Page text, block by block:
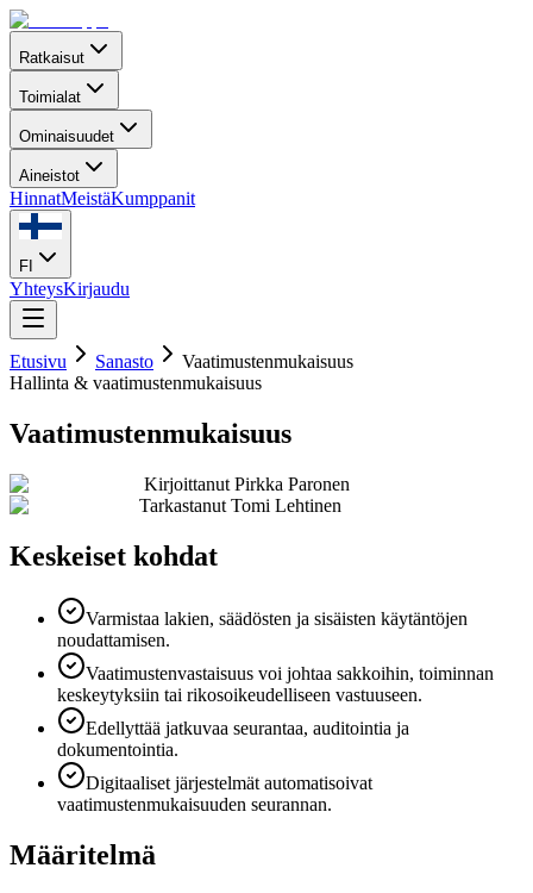
Ratkaisut
Toimialat
Ominaisuudet
Aineistot
HinnatMeistäKumppanit
FI
YhteysKirjaudu
Etusivu Sanasto
Vaatimustenmukaisuus
Hallinta & vaatimustenmukaisuus
Vaatimustenmukaisuus
Kirjoittanut Pirkka Paronen
Tarkastanut Tomi Lehtinen
Keskeiset kohdat
Varmistaa lakien, säädösten ja sisäisten käytäntöjen
noudattamisen.
Vaatimustenvastaisuus voi johtaa sakkoihin, toiminnan
keskeytyksiin tai rikosoikeudelliseen vastuuseen.
Edellyttää jatkuvaa seurantaa, auditointia ja
dokumentointia.
Digitaaliset järjestelmät automatisoivat
vaatimustenmukaisuuden seurannan.
Määritelmä